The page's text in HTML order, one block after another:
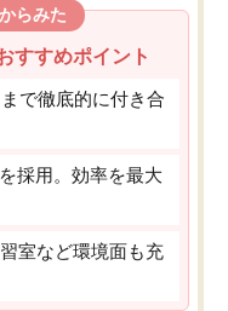
らみた
すすめポイント
で徹底的に付き合
採用。効率を最大
室など環境面も充